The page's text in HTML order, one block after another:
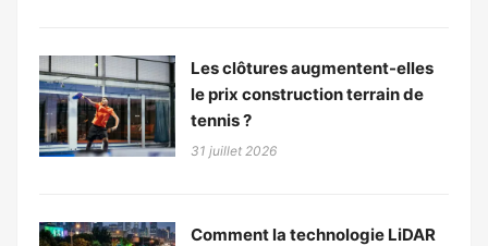
Les clôtures augmentent-elles
le prix construction terrain de
tennis ?
31 juillet 2026
Comment la technologie LiDAR